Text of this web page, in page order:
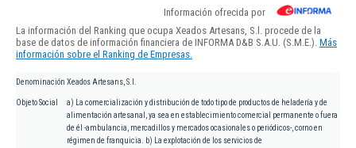
Información ofrecida por
La información del Ranking que ocupa Xeados Artesans, S.l. procede de la
base de datos de información financiera de INFORMA D&B S.A.U. (S.M.E.). Más
información sobre el Ranking de Empresas.
Denominación Xeados Artesans, S.l.
Objeto Social
a) La comercialización y distribución de todo tipo de productos de heladería y de
alimentación artesanal, ya sea en establecimiento comercial permanente o fuera
de él -ambulancia, mercadillos y mercados ocasionales o periódicos-, corno en
régimen de franquicia. b) La explotación de los servicios de